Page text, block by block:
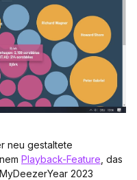
neu gestaltete
Playback-Feature , das
2023